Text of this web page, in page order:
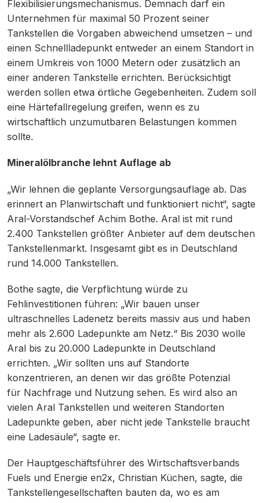
Flexibilisierungsmechanismus. Demnach darf ein
Unternehmen für maximal 50 Prozent seiner
Tankstellen die Vorgaben abweichend umsetzen – und
einen Schnellladepunkt entweder an einem Standort in
einem Umkreis von 1000 Metern oder zusätzlich an
einer anderen Tankstelle errichten. Berücksichtigt
werden sollen etwa örtliche Gegebenheiten. Zudem soll
eine Härtefallregelung greifen, wenn es zu
wirtschaftlich unzumutbaren Belastungen kommen
sollte.
Mineralölbranche lehnt Auflage ab
„Wir lehnen die geplante Versorgungsauflage ab. Das
erinnert an Planwirtschaft und funktioniert nicht“, sagte
Aral-Vorstandschef Achim Bothe. Aral ist mit rund
2.400 Tankstellen größter Anbieter auf dem deutschen
Tankstellenmarkt. Insgesamt gibt es in Deutschland
rund 14.000 Tankstellen.
Bothe sagte, die Verpflichtung würde zu
Fehlinvestitionen führen: „Wir bauen unser
ultraschnelles Ladenetz bereits massiv aus und haben
mehr als 2.600 Ladepunkte am Netz.“ Bis 2030 wolle
Aral bis zu 20.000 Ladepunkte in Deutschland
errichten. „Wir sollten uns auf Standorte
konzentrieren, an denen wir das größte Potenzial
für Nachfrage und Nutzung sehen. Es wird also an
vielen Aral Tankstellen und weiteren Standorten
Ladepunkte geben, aber nicht jede Tankstelle braucht
eine Ladesäule“, sagte er.
Der Hauptgeschäftsführer des Wirtschaftsverbands
Fuels und Energie en2x, Christian Küchen, sagte, die
Tankstellengesellschaften bauten da, wo es am